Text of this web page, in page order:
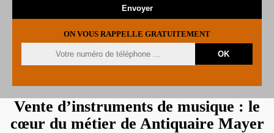
ON VOUS RAPPELLE GRATUITEMENT
Vente d’instruments de musique : le
cœur du métier de Antiquaire Mayer